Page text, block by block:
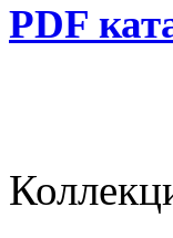
PDF